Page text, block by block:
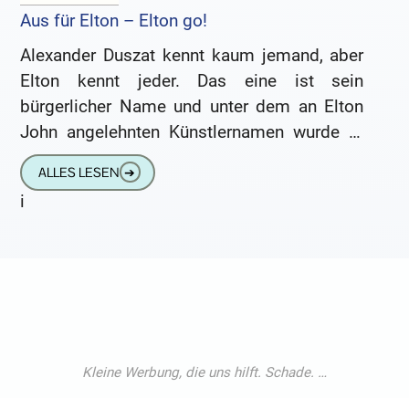
Aus für Elton – Elton go!
Alexander Duszat kennt kaum jemand, aber
Elton kennt jeder. Das eine ist sein
bürgerlicher Name und unter dem an Elton
John angelehnten Künstlernamen wurde er
populär und zu einem der
ALLES LESEN ➔
i